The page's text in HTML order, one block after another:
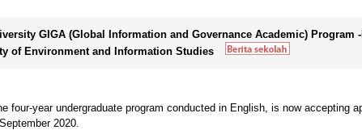
GIGA (Global Information and Governance Academic) Program
of Environment and Information Studies
four-year undergraduate program conducted in English, is now accepting
2020.